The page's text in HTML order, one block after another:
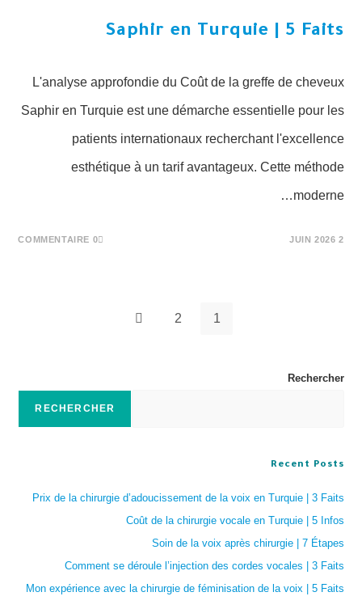
Saphir en Turquie | 5 Faits
L'analyse approfondie du Coût de la greffe de cheveux
Saphir en Turquie est une démarche essentielle pour les
patients internationaux recherchant l'excellence
esthétique à un tarif avantageux. Cette méthode
moderne…
0 COMMENTAIRE 2 JUIN 2026
1
2
Rechercher
RECHERCHER
Recent Posts
Prix de la chirurgie d’adoucissement de la voix en Turquie | 3 Faits
Coût de la chirurgie vocale en Turquie | 5 Infos
Soin de la voix après chirurgie | 7 Étapes
Comment se déroule l’injection des cordes vocales | 3 Faits
Mon expérience avec la chirurgie de féminisation de la voix | 5 Faits